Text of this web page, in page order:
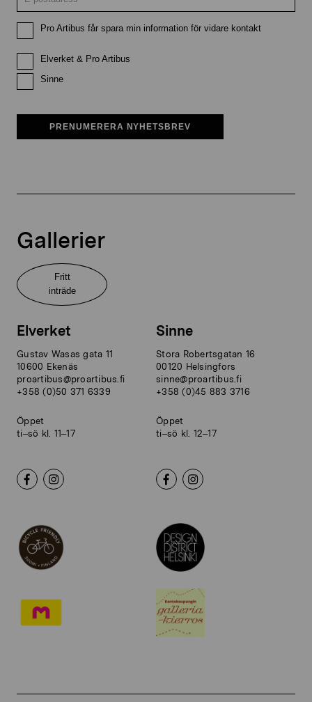
Pro Artibus får spara min information för vidare kontakt
Elverket & Pro Artibus
Sinne
PRENUMERERA NYHETSBREV
Gallerier
Fritt
inträde
Elverket
Gustav Wasas gata 11
10600 Ekenäs
proartibus@proartibus.fi
+358 (0)50 371 6339
Öppet
ti–sö kl. 11–17
Sinne
Stora Robertsgatan 16
00120 Helsingfors
sinne@proartibus.fi
+358 (0)45 883 3716
Öppet
ti–sö kl. 12–17